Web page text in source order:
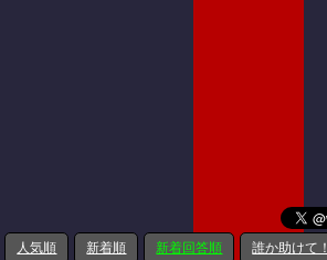
人気順 新着順 新着回答順 誰か助けて！